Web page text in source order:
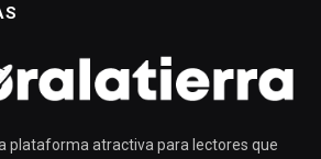
plataforma atractiva para lectores que